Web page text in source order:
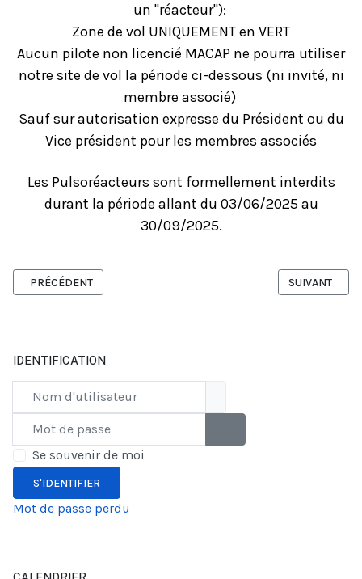
un "réacteur"):
Zone de vol UNIQUEMENT en VERT
Aucun pilote non licencié MACAP ne pourra utiliser
notre site de vol la période ci-dessous (ni invité, ni
membre associé)
Sauf sur autorisation expresse du Président ou du
Vice président pour les membres associés
Les Pulsoréacteurs sont formellement interdits
durant la période allant du 03/06/2025 au
30/09/2025.
ARTICLE PRÉCÉDENT : CONCOURS F3A FAI / CONTEST F3A FAI
PRÉCÉDENT ARTICLE
SUIVANT
IDENTIFICATION
Nom d'utilisateur
Mot de passe
Se souvenir de moi
S'IDENTIFIER
Mot de passe perdu